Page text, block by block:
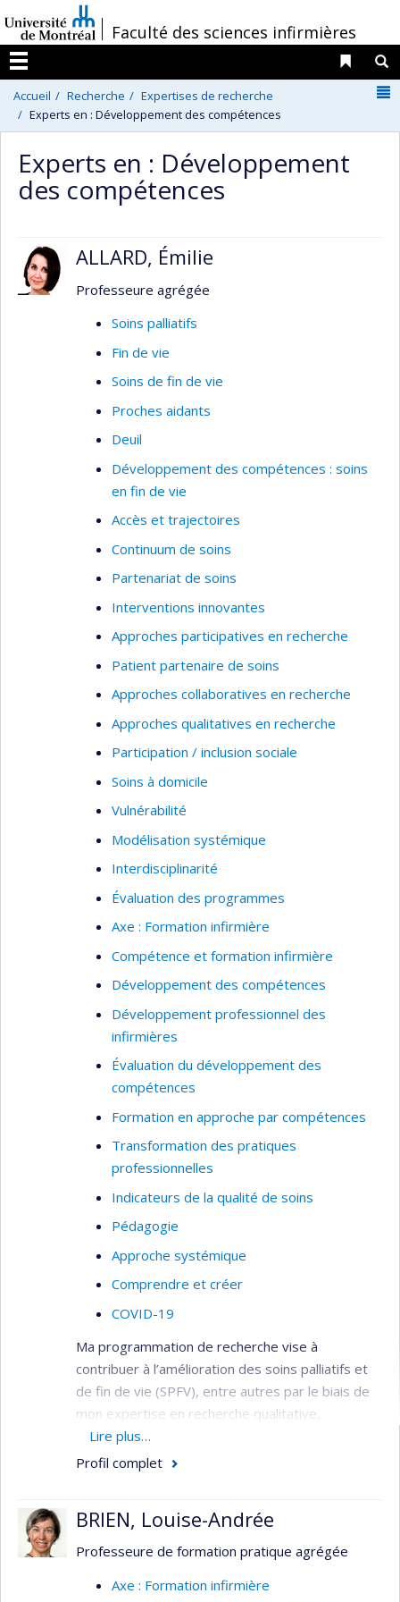
au
contenu
/Faculté des sciences infirmières
Menu
Liens
Accueil Recherche
Expertises de recherche
Experts en : Développement des compétences
Experts en : Développement
des compétences
ALLARD, Émilie
Professeure agrégée
Soins palliatifs
Fin de vie
Soins de fin de vie
Proches aidants
Deuil
Développement des compétences : soins
en fin de vie
Accès et trajectoires
Continuum de soins
Partenariat de soins
Interventions innovantes
Approches participatives en recherche
Patient partenaire de soins
Approches collaboratives en recherche
Approches qualitatives en recherche
Participation / inclusion sociale
Soins à domicile
Vulnérabilité
Modélisation systémique
Interdisciplinarité
Évaluation des programmes
Axe : Formation infirmière
Compétence et formation infirmière
Développement des compétences
Développement professionnel des
infirmières
Évaluation du développement des
compétences
Formation en approche par compétences
Transformation des pratiques
professionnelles
Indicateurs de la qualité de soins
Pédagogie
Approche systémique
Comprendre et créer
COVID-19
Ma programmation de recherche vise à
contribuer à l’amélioration des soins palliatifs et
de fin de vie (SPFV), entre autres par le biais de
mon expertise en recherche qualitative,
évaluative et partenariale. Ma programmation
actuelle se divise en trois axes :
étant de nature interdisciplinaire, la formation
travaillant auprès des personnes soignées et
leurs proches est importante. Au-delà des
Lire plus…
Profil complet
BRIEN, Louise-Andrée
Professeure de formation pratique agrégée
Axe : Formation infirmière